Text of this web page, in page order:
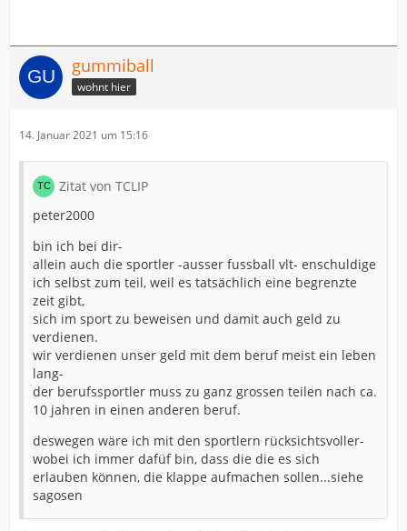
gummiball
wohnt hier
14. Januar 2021 um 15:16
Zitat von TCLIP
peter2000
bin ich bei dir-
allein auch die sportler -ausser fussball vlt- enschuldige
ich selbst zum teil, weil es tatsächlich eine begrenzte
zeit gibt,
sich im sport zu beweisen und damit auch geld zu
verdienen.
wir verdienen unser geld mit dem beruf meist ein leben
lang-
der berufssportler muss zu ganz grossen teilen nach ca.
10 jahren in einen anderen beruf.
deswegen wäre ich mit den sportlern rücksichtsvoller-
wobei ich immer dafüf bin, dass die die es sich
erlauben können, die klappe aufmachen sollen...siehe
sagosen